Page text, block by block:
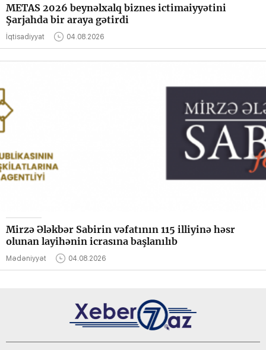
METAS 2026 beynəlxalq biznes ictimaiyyətini
Şarjahda bir araya gətirdi
İqtisadiyyat 04.08.2026
Mirzə Ələkbər Sabirin vəfatının 115 illiyinə həsr
olunan layihənin icrasına başlanılıb
Mədəniyyət 04.08.2026